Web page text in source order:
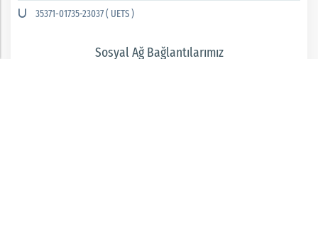
35371-01735-23037 ( UETS )
Sosyal Ağ Bağlantılarımız